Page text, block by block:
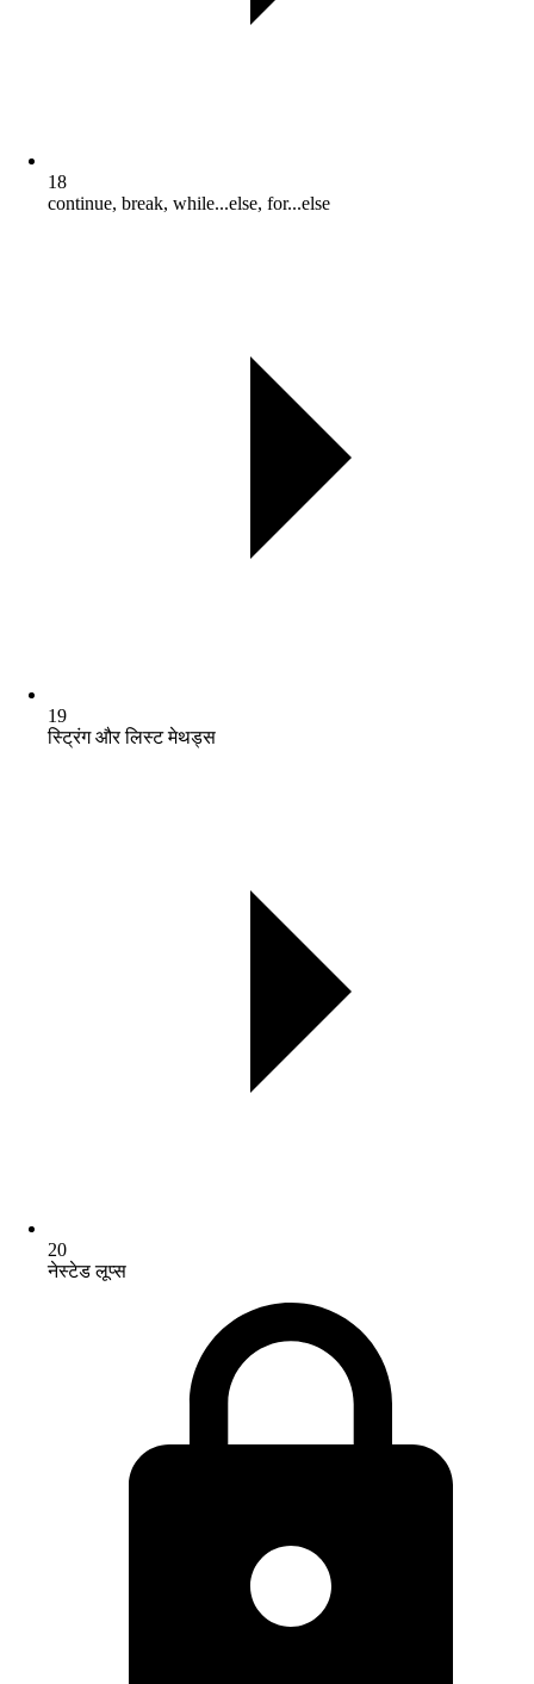
18
continue, break, while...else, for...else
19
स्ट्रिंग और लिस्ट मेथड्स
20
नेस्टेड लूप्स